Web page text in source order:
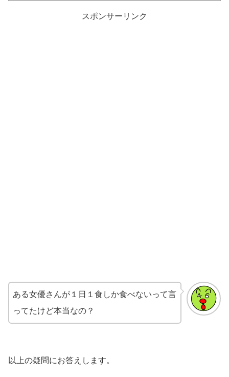
スポンサーリンク
ある女優さんが１日１食しか食べないって言
ってたけど本当なの？
以上の疑問にお答えします。